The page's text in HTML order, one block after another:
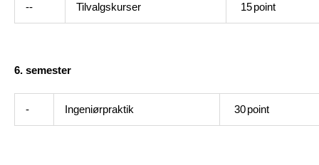
-- Tilvalgskurser 15point
6. semester
- Ingeniørpraktik 30point